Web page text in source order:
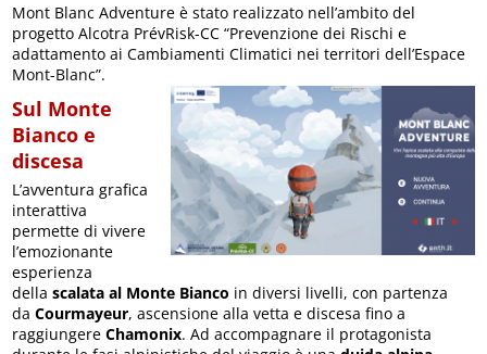
Mont Blanc Adventure è stato realizzato nell’ambito del
progetto Alcotra PrévRisk-CC “Prevenzione dei Rischi e
adattamento ai Cambiamenti Climatici nei territori dell’Espace
Mont-Blanc”.
Sul Monte
Bianco e
discesa
L’avventura grafica
interattiva
permette di vivere
l’emozionante
esperienza
dellascalata al Monte Bianco in diversi livelli, con partenza
daCourmayeur, ascensione alla vetta e discesa fino a
raggiungereChamonix. Ad accompagnare il protagonista